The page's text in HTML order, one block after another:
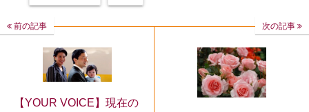
前の記事
【YOUR VOICE】現在の
次の記事